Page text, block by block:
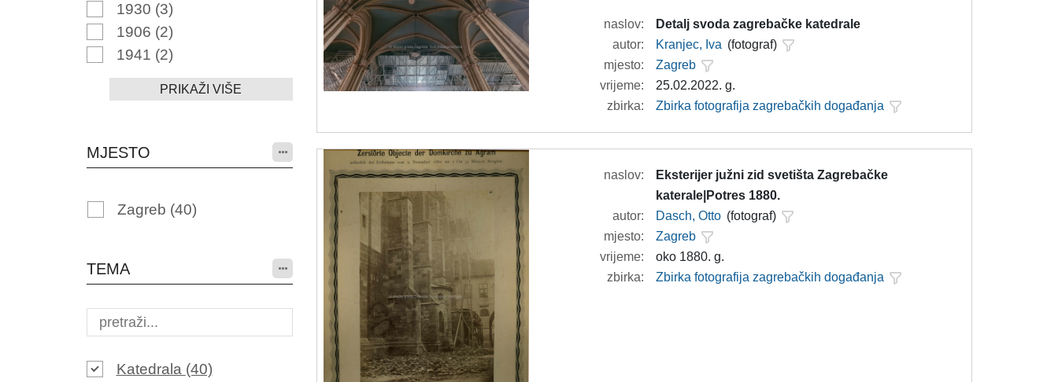
1930 (3)
1906 (2)
1941 (2)
PRIKAŽI VIŠE
MJESTO
Zagreb (40)
TEMA
Katedrala (40)
naslov:
Detalj svoda zagrebačke katedrale
autor:
Kranjec, Iva (fotograf)
mjesto:
Zagreb
vrijeme:
25.02.2022. g.
zbirka:
Zbirka fotografija zagrebačkih događanja
naslov:
Eksterijer južni zid svetišta Zagrebačke
katerale|Potres 1880.
autor:
Dasch, Otto (fotograf)
mjesto:
Zagreb
vrijeme:
oko 1880. g.
zbirka:
Zbirka fotografija zagrebačkih događanja